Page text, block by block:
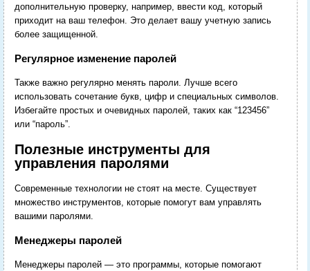
дополнительную проверку, например, ввести код, который
приходит на ваш телефон. Это делает вашу учетную запись
более защищенной.
Регулярное изменение паролей
Также важно регулярно менять пароли. Лучше всего
использовать сочетание букв, цифр и специальных символов.
Избегайте простых и очевидных паролей, таких как “123456”
или “пароль”.
Полезные инструменты для
управления паролями
Современные технологии не стоят на месте. Существует
множество инструментов, которые помогут вам управлять
вашими паролями.
Менеджеры паролей
Менеджеры паролей — это программы, которые помогают